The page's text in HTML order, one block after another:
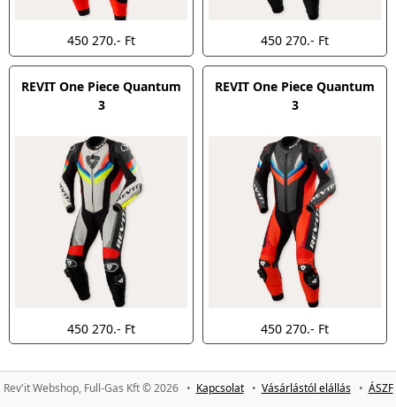
450 270.- Ft 450 270.- Ft
REVIT One Piece Quantum
3
450 270.- Ft
REVIT One Piece Quantum
3
450 270.- Ft
Rev'it Webshop, Full-Gas Kft © 2026 • Kapcsolat• Vásárlástól elállás• ÁSZF